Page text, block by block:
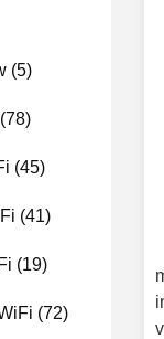
(5)
(78)
(45)
(41)
(19)
(72)